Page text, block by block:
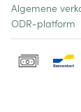
Algemene
ODR-platform